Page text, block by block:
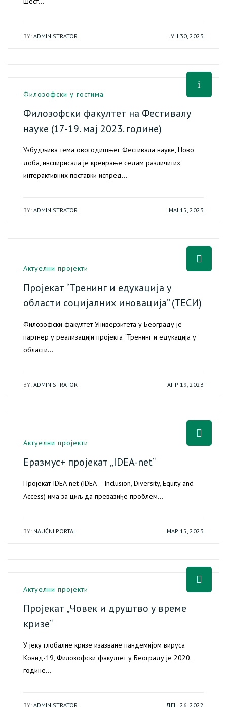
BY: ADMINISTRATOR ЈУН 30, 2023
Филозофски у гостима
Филозофски факултет на Фестивалу
науке (17-19. мај 2023. године)
Узбудљива тема овогодишњег Фестивала науке, Ново
доба, инспирисала је креирање седам различитих
интерактивних поставки испред…
BY: ADMINISTRATOR МАЈ 15, 2023
Актуелни пројекти
Пројекат “Тренинг и едукација у
области социјалних иновација” (ТЕСИ)
Филозофски факултет Универзитета у Београду је
партнер у реализацији пројекта “Тренинг и едукација у
области…
BY: ADMINISTRATOR АПР 19, 2023
Актуелни пројекти
Еразмус+ пројекат „IDEA-net“
Пројекат IDEA-net (IDEA – Inclusion, Diversity, Equity and
Access) има за циљ да превазиђе проблем…
BY: NAUČNI PORTAL МАР 15, 2023
Актуелни пројекти
Пројекат „Човек и друштво у време
кризе“
У јеку глобалне кризе изазване пандемијом вируса
Kовид-19, Филозофски факултет у Београду је 2020.
године…
BY: ADMINISTRATOR ДЕЦ 26, 2022